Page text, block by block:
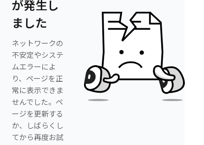
が発生し
ました
ネットワークの
不安定やシステ
ムエラーによ
り、ページを正
常に表示できま
せんでした。ペ
ージを更新する
か、しばらくし
てから再度お試